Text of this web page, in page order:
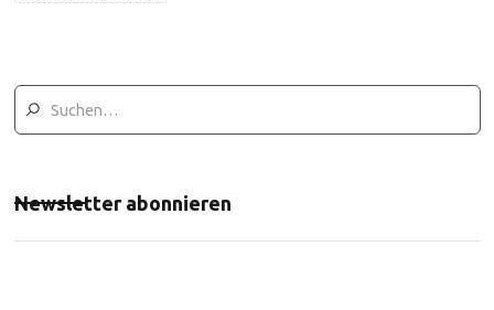
Newsletter abonnieren